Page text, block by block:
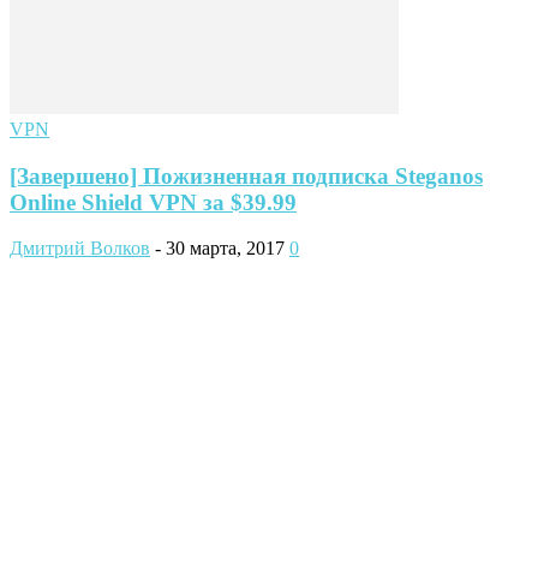
VPN
[Завершено] Пожизненная подписка Steganos
Online Shield VPN за $39.99
Дмитрий Волков - 30 марта, 2017 0